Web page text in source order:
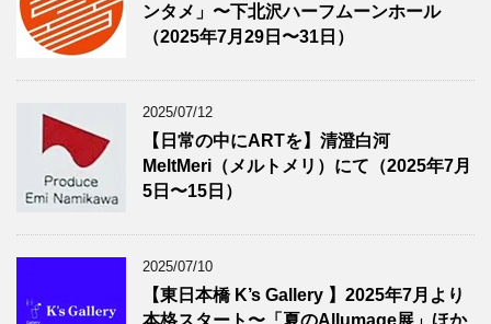
ンタメ」〜下北沢ハーフムーンホール
（2025年7月29日〜31日）
2025/07/12
【日常の中にARTを】清澄白河
MeltMeri（メルトメリ）にて（2025年7月
5日〜15日）
2025/07/10
【東日本橋 K’s Gallery 】2025年7月より
本格スタート〜「夏のAllumage展」ほか